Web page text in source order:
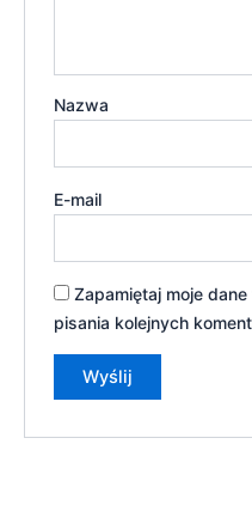
Nazwa
E-mail
Zapamiętaj moje
pisania kolejnych